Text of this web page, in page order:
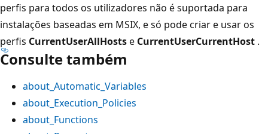
perfis para todos os utilizadores não é suportada para
instalações baseadas em MSIX, e só pode criar e usar os
perfis CurrentUserAllHostse CurrentUserCurrentHost .
Consulte também
about_Automatic_Variables
about_Execution_Policies
about_Functions